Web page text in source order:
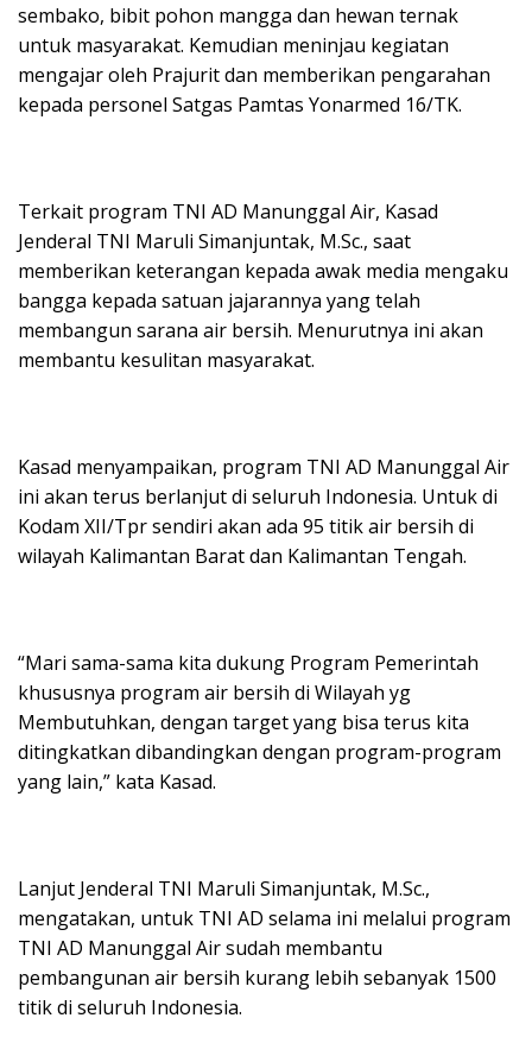
sembako, bibit pohon mangga dan hewan ternak
untuk masyarakat. Kemudian meninjau kegiatan
mengajar oleh Prajurit dan memberikan pengarahan
kepada personel Satgas Pamtas Yonarmed 16/TK.
Terkait program TNI AD Manunggal Air, Kasad
Jenderal TNI Maruli Simanjuntak, M.Sc., saat
memberikan keterangan kepada awak media mengaku
bangga kepada satuan jajarannya yang telah
membangun sarana air bersih. Menurutnya ini akan
membantu kesulitan masyarakat.
Kasad menyampaikan, program TNI AD Manunggal Air
ini akan terus berlanjut di seluruh Indonesia. Untuk di
Kodam XII/Tpr sendiri akan ada 95 titik air bersih di
wilayah Kalimantan Barat dan Kalimantan Tengah.
“Mari sama-sama kita dukung Program Pemerintah
khususnya program air bersih di Wilayah yg
Membutuhkan, dengan target yang bisa terus kita
ditingkatkan dibandingkan dengan program-program
yang lain,” kata Kasad.
Lanjut Jenderal TNI Maruli Simanjuntak, M.Sc.,
mengatakan, untuk TNI AD selama ini melalui program
TNI AD Manunggal Air sudah membantu
pembangunan air bersih kurang lebih sebanyak 1500
titik di seluruh Indonesia.